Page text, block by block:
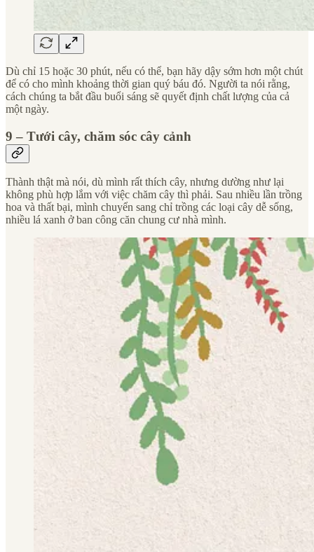
Dù chỉ 15 hoặc 30 phút, nếu có thể, bạn hãy dậy sớm hơn một chút
để có cho mình khoảng thời gian quý báu đó. Người ta nói rằng,
cách chúng ta bắt đầu buổi sáng sẽ quyết định chất lượng của cả
một ngày.
9 – Tưới cây, chăm sóc cây cảnh
Thành thật mà nói, dù mình rất thích cây, nhưng dường như lại
không phù hợp lắm với việc chăm cây thì phải. Sau nhiều lần trồng
hoa và thất bại, mình chuyển sang chỉ trồng các loại cây dễ sống,
nhiều lá xanh ở ban công căn chung cư nhà mình.